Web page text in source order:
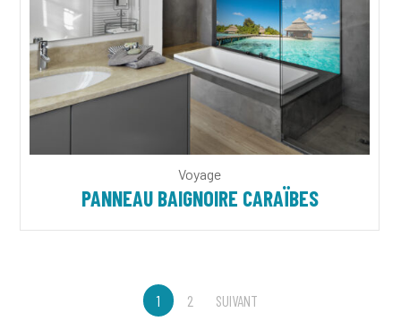
Voyage
PANNEAU BAIGNOIRE CARAÏBES
1 2 SUIVANT